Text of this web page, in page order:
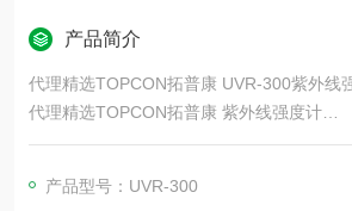
产品简介
代理精选TOPCON拓普康 UVR-300紫外线
代理精选TOPCON拓普康 紫外线强度计
理渐趋严格，
产品型号：UVR-300